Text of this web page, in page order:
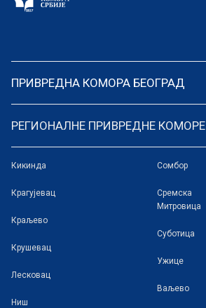
ПРИВРЕДНА КОМОРА БЕОГРАД
РЕГИОНАЛНЕ ПРИВРЕДНЕ КОМОРЕ
Кикинда
Крагујевац
Краљево
Крушевац
Лесковац
Ниш
Сомбор
Сремска
Митровица
Суботица
Ужице
Ваљево